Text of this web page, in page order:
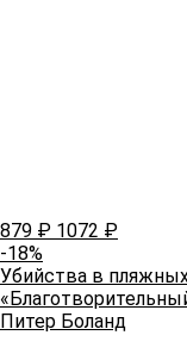
879 ₽ 1072 ₽
-18%
Убийства в
Питер Боланд